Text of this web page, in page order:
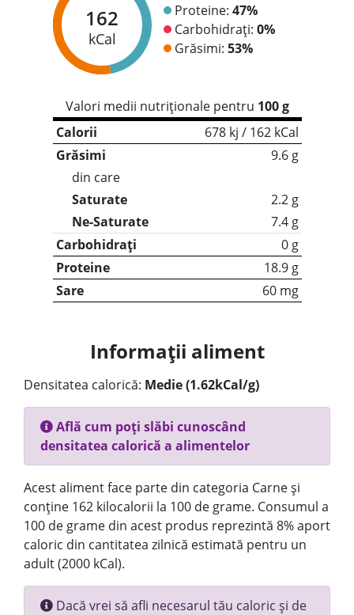
162
kCal
Proteine: 47%
Carbohidrați: 0%
Grăsimi: 53%
Valori medii nutriționale pentru 100 g
Calorii
678 kj / 162 kCal
Grăsimi
9.6 g
din care
Saturate
2.2 g
Ne-Saturate
7.4 g
Carbohidrați
0 g
Proteine
18.9 g
Sare
60 mg
Informații aliment
Densitatea calorică: Medie (1.62kCal/g)
Află cum poți slăbi cunoscând
densitatea calorică a alimentelor
Acest aliment face parte din categoria Carne și
conține 162 kilocalorii la 100 de grame. Consumul a
100 de grame din acest produs reprezintă 8% aport
caloric din cantitatea zilnică estimată pentru un
adult (2000 kCal).
Dacă vrei să afli necesarul tău caloric și de